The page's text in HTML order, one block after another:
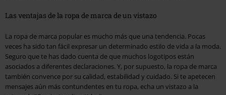
Las ventajas de la ropa de marca de un vistazo
La ropa de marca popular es mucho más que una tendencia. Pocas
veces ha sido tan fácil expresar un determinado estilo de vida a la moda.
Seguro que te has dado cuenta de que muchos logotipos están
asociados a diferentes declaraciones. Y, por supuesto, la ropa de marca
también convence por su calidad, estabilidad y cuidado. Si te apetecen
mensajes aún más contundentes en tu ropa, echa un vistazo a la